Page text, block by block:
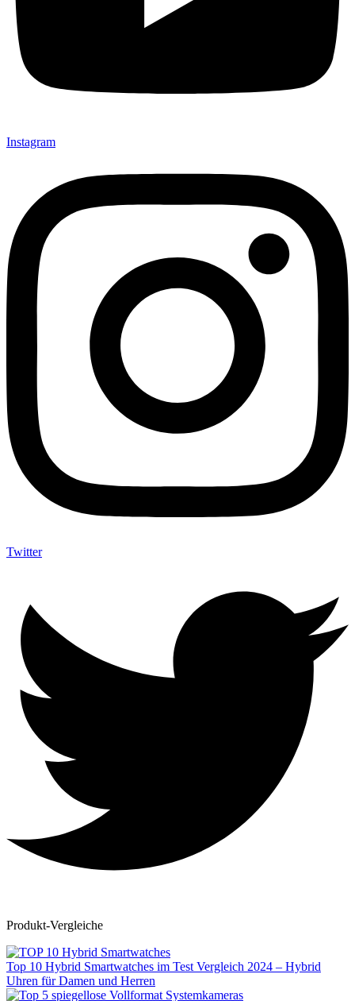
Instagram
Twitter
Produkt-Vergleiche
Top 10 Hybrid Smartwatches im Test Vergleich 2024 – Hybrid
Uhren für Damen und Herren